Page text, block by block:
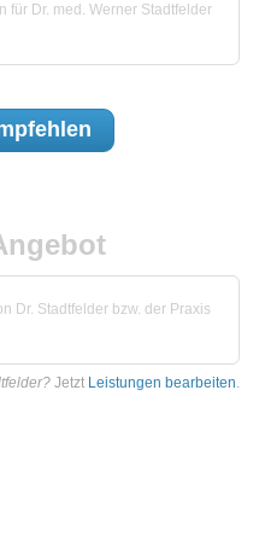
für Dr. med. Werner Stadtfelder
Dr. Stadtfelder bzw. der Praxis
Jetzt Leistungen bearbeiten.